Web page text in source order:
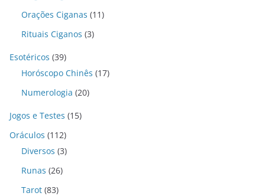
Orações Ciganas (11)
Rituais Ciganos (3)
Esotéricos (39)
Horóscopo Chinês (17)
Numerologia (20)
Jogos e Testes (15)
Oráculos (112)
Diversos (3)
Runas (26)
Tarot (83)